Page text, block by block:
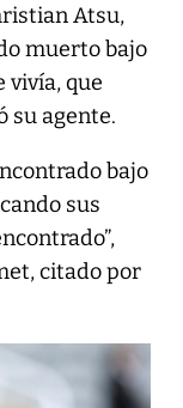
Atsu,
muerto bajo
vivía, que
su agente.
bajo
sus
citado por